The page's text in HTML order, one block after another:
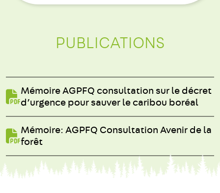
PUBLICATIONS
Mémoire AGPFQ consultation sur le décret
d’urgence pour sauver le caribou boréal
Mémoire: AGPFQ Consultation Avenir de la
forêt